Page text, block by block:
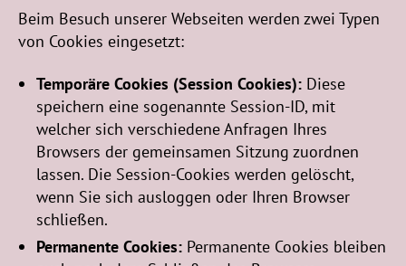
Beim Besuch unserer Webseiten werden zwei Typen
von Cookies eingesetzt:
Temporäre Cookies (Session Cookies): Diese
speichern eine sogenannte Session-ID, mit
welcher sich verschiedene Anfragen Ihres
Browsers der gemeinsamen Sitzung zuordnen
lassen. Die Session-Cookies werden gelöscht,
wenn Sie sich ausloggen oder Ihren Browser
schließen.
Permanente Cookies: Permanente Cookies bleiben